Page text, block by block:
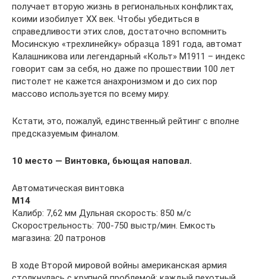
получает вторую жизнь в региональных конфликтах,
коими изобилует ХХ век. Чтобы убедиться в
справедливости этих слов, достаточно вспомнить
Мосинскую «трехлинейку» образца 1891 года, автомат
Калашникова или легендарный «Кольт» М1911 – индекс
говорит сам за себя, но даже по прошествии 100 лет
пистолет не кажется анахронизмом и до сих пор
массово используется по всему миру.
Кстати, это, пожалуй, единственный рейтинг с вполне
предсказуемым финалом.
10 место — Винтовка, бьющая наповал.
Автоматическая винтовка
М14
Калибр: 7,62 мм Дульная скорость: 850 м/c
Скорострельность: 700-750 выстр/мин. Емкость
магазина: 20 патронов
В ходе Второй мировой войны американская армия